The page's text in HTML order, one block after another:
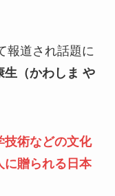
報道され話題に
生（かわしま や
技術などの文化
に贈られる日本